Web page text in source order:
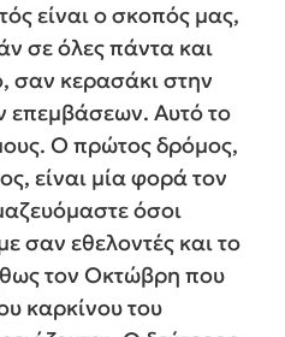
είναι ο σκοπός μας,
σε όλες πάντα και
σαν κερασάκι στην
επεμβάσεων. Αυτό το
Ο πρώτος δρόμος,
είναι μία φορά τον
όσοι
σαν εθελοντές και το
τον Οκτώβρη που
καρκίνου του